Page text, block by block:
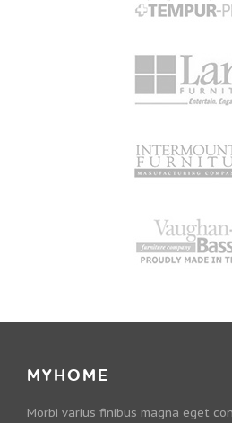
MYHOME
Morbi varius finibus magna eget